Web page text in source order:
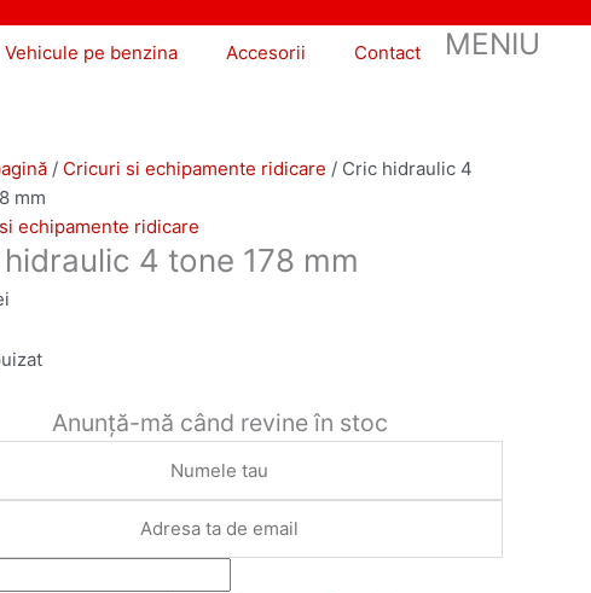
Vehicule pe benzina Accesorii Contact MENIU
/ Cricuri si echipamente ridicare / Cric hidraulic 4
mm
echipamente ridicare
4 tone 178 mm
Anunță-mă când revine în stoc